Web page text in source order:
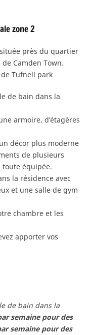
zone 2
près du quartier
Camden Town.
Tufnell park
de bain dans la
armoire, d’étagères
décor plus moderne
de plusieurs
toute équipée.
la résidence avec
et une salle de gym
chambre et les
apporter vos
de bain dans la
semaine pour des
semaine pour des